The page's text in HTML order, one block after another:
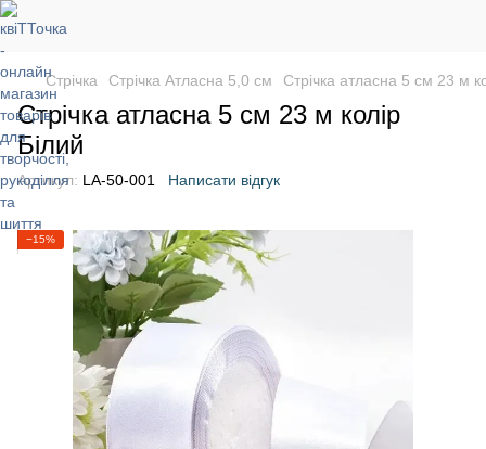
Стрічка Стрічка Атласна 5,0 см Стрічка атласна 5 см 23 м
Стрічка атласна 5 см 23 м колір
Білий
Артикул: LA-50-001 Написати відгук
−15%